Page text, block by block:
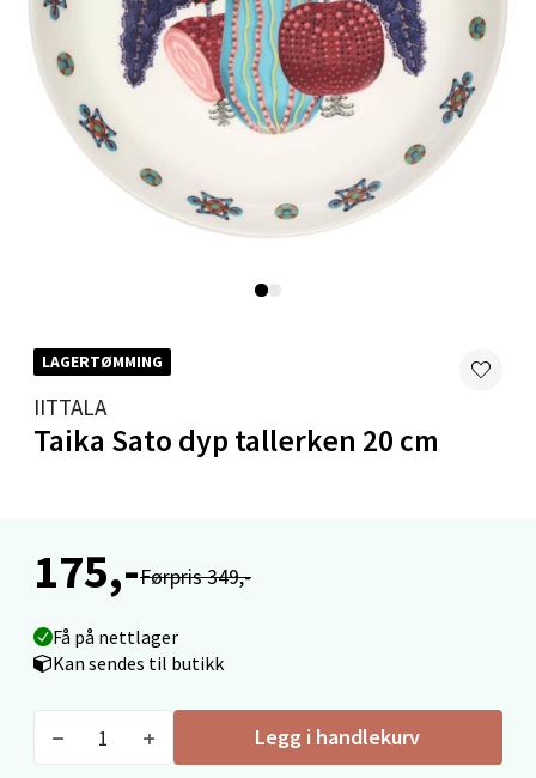
LAGERTØMMING
IITTALA
Taika Sato dyp tallerken 20 cm
175,-Førpris 349,-
Få på nettlager
Kan sendes til butikk
Legg i handlekurv
Mandal - Alti Mandal
Skarvøyveien 55, 4517 Mandal
Åpent i dag 10-18
Mo i Rana - Thon Senter Mo i Rana
Fridtjof Nansensgate 22, 8622 Mo i Rana
Ålesund - Thon Senter Moa
Langelandsvegen 25, 6010 Ålesund